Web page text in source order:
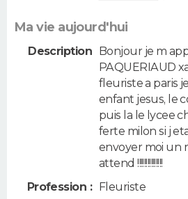
Ma vie aujourd'hui
Description Bonjour je m
PAQUERIAUD
fleuriste a paris
enfant jesus, le
puis la le lycee
ferte milon si j
envoyer moi un
attend !!!!!!!!!!!!!!!
Profession :
Fleuriste